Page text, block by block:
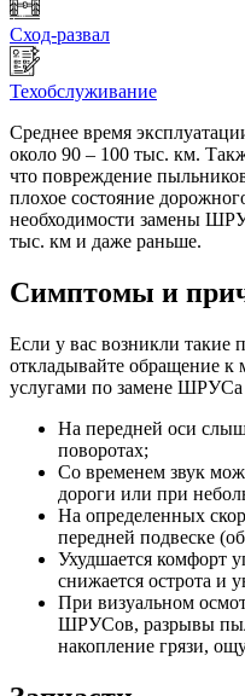
Сход-развал
Техобслуживание
Среднее время
около 90 – 100 тыс. км.
что повреждение
плохое состояние
необходимости замены
тыс. км и даже раньше.
Симптомы и
Если у вас возникли такие
откладывайте обращение к
услугами по замене
На передней оси
поворотах;
Со временем звук
дороги или при
На определенных
передней подвеске
Ухудшается комфорт
снижается острота и
При визуальном
ШРУСов, разрывы
накопление грязи,